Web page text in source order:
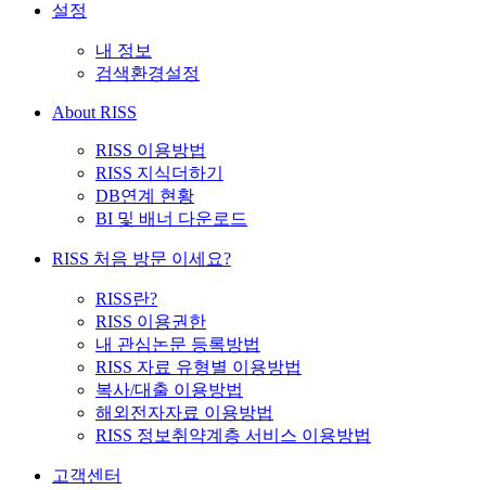
설정
내 정보
검색환경설정
About RISS
RISS 이용방법
RISS 지식더하기
DB연계 현황
BI 및 배너 다운로드
RISS 처음 방문 이세요?
RISS란?
RISS 이용권한
내 관심논문 등록방법
RISS 자료 유형별 이용방법
복사/대출 이용방법
해외전자자료 이용방법
RISS 정보취약계층 서비스 이용방법
고객센터